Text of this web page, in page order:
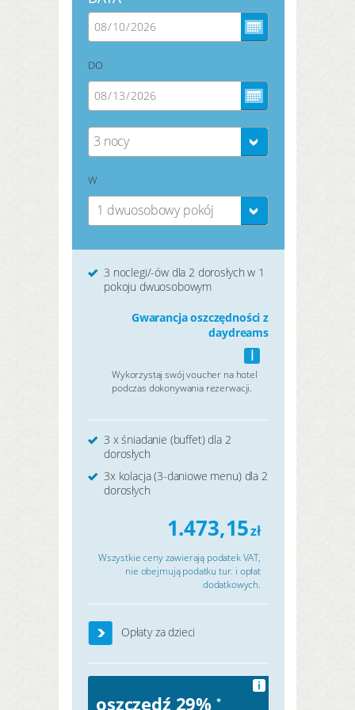
DO
3 nocy
W
1 dwuosobowy pokój
3 noclegi/-ów dla 2 dorosłych w 1
pokoju dwuosobowym
Gwarancja oszczędności z
daydreams
i
Wykorzystaj swój voucher na hotel
podczas dokonywania rezerwacji.
3 x śniadanie (buffet) dla 2
dorosłych
3x kolacja (3-daniowe menu) dla 2
dorosłych
1.473,15zł
Wszystkie ceny zawierają podatek VAT,
nie obejmują podatku tur. i opłat
dodatkowych.
Opłaty za dzieci
oszczędź 29% *
i